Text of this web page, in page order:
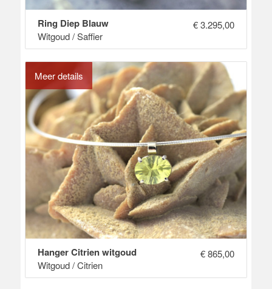
Ring Diep Blauw
Witgoud / Saffier
€3.295,00
Meer details
Hanger Citrien witgoud
Witgoud / Citrien
€865,00